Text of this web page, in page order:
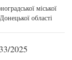
міської
області
2025